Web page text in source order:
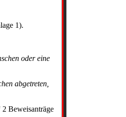
1).
oder eine
abgetreten,
Beweisanträge